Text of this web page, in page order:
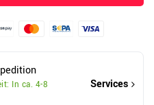
In ca. 4-8
Services